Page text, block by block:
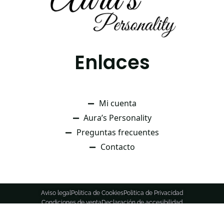
Enlaces
Mi cuenta
Aura’s Personality
Preguntas frecuentes
Contacto
Aviso legalPolitica de CookiesPolitica de Privacidad
Condiciones de ventaDeclaración de accesibilidad